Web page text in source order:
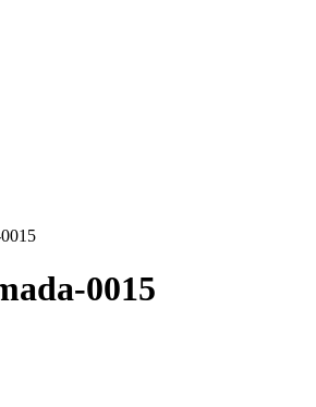
0015